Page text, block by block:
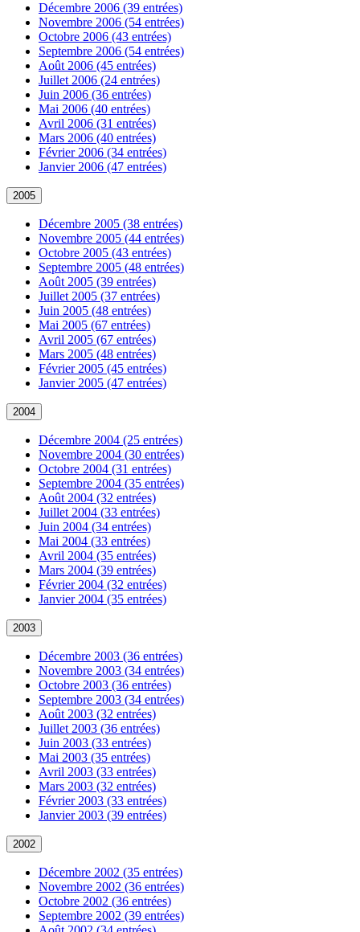
Décembre 2006 (39 entrées)
Novembre 2006 (54 entrées)
Octobre 2006 (43 entrées)
Septembre 2006 (54 entrées)
Août 2006 (45 entrées)
Juillet 2006 (24 entrées)
Juin 2006 (36 entrées)
Mai 2006 (40 entrées)
Avril 2006 (31 entrées)
Mars 2006 (40 entrées)
Février 2006 (34 entrées)
Janvier 2006 (47 entrées)
2005
Décembre 2005 (38 entrées)
Novembre 2005 (44 entrées)
Octobre 2005 (43 entrées)
Septembre 2005 (48 entrées)
Août 2005 (39 entrées)
Juillet 2005 (37 entrées)
Juin 2005 (48 entrées)
Mai 2005 (67 entrées)
Avril 2005 (67 entrées)
Mars 2005 (48 entrées)
Février 2005 (45 entrées)
Janvier 2005 (47 entrées)
2004
Décembre 2004 (25 entrées)
Novembre 2004 (30 entrées)
Octobre 2004 (31 entrées)
Septembre 2004 (35 entrées)
Août 2004 (32 entrées)
Juillet 2004 (33 entrées)
Juin 2004 (34 entrées)
Mai 2004 (33 entrées)
Avril 2004 (35 entrées)
Mars 2004 (39 entrées)
Février 2004 (32 entrées)
Janvier 2004 (35 entrées)
2003
Décembre 2003 (36 entrées)
Novembre 2003 (34 entrées)
Octobre 2003 (36 entrées)
Septembre 2003 (34 entrées)
Août 2003 (32 entrées)
Juillet 2003 (36 entrées)
Juin 2003 (33 entrées)
Mai 2003 (35 entrées)
Avril 2003 (33 entrées)
Mars 2003 (32 entrées)
Février 2003 (33 entrées)
Janvier 2003 (39 entrées)
2002
Décembre 2002 (35 entrées)
Novembre 2002 (36 entrées)
Octobre 2002 (36 entrées)
Septembre 2002 (39 entrées)